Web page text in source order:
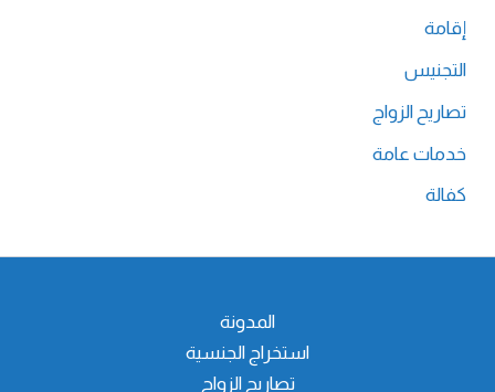
إقامة
التجنيس
تصاريح الزواج
خدمات عامة
كفالة
المدونة
استخراج الجنسية
تصاريح الزواج